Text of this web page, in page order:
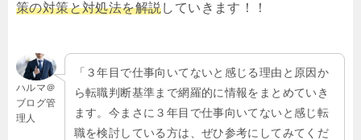
策の対策と対処法を解説していきます！！
ハルマ＠
ブログ管
理人
「３年目で仕事向いてないと感じる理由と原因か
ら転職判断基準まで網羅的に情報をまとめていき
ます。今まさに３年目で仕事向いてないと感じ転
職を検討している方は、ぜひ参考にしてみてくだ